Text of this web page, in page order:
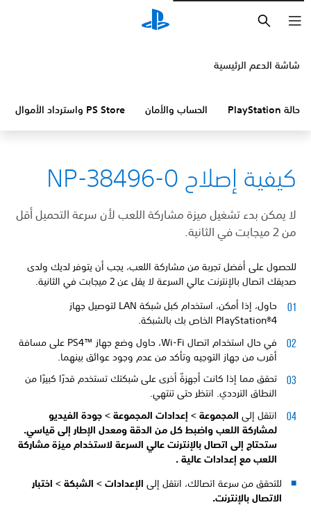
شاشة الدعم الرئيسية
حالة PlayStation الحساب والأمان PS Store واسترداد الأموال
كيفية إصلاح NP-38496-0
لا يمكن بدء تشغيل ميزة مشاركة اللعب لأن سرعة التحميل أقل
من 2 ميجابت في الثانية.
للحصول على أفضل تجربة من مشاركة اللعب، يجب أن يتوفر لديك ولدى
صديقك اتصال بالإنترنت عالي السرعة لا يقل عن 2 ميجابت في الثانية.
حاول، إذا أمكن، استخدام كبل شبكة LAN لتوصيل جهاز
PlayStation®4 الخاص بك بالشبكة.
في حال استخدام اتصال Wi-Fi، حاول وضع جهاز PS4™‎ على مسافة
أقرب من جهاز التوجيه وتأكد من عدم وجود عوائق بينهما.
تحقق مما إذا كانت أجهزةٌ أخرى على شبكتك تستخدم قدرًا كبيرًا من
النطاق الترددي. انتظر حتى تنتهي.
انتقل إلى المجموعة > إعدادات المجموعة > جودة الفيديو
لمشاركة اللعب واضبط كل من الدقة ومعدل الإطار إلى قياسي.
ستحتاج إلى اتصال بالإنترنت عالي السرعة لاستخدام ميزة مشاركة
اللعب مع إعدادات عالية .
للتحقق من سرعة اتصالك، انتقل إلى الإعدادات > الشبكة > اختبار
الاتصال بالإنترنت.